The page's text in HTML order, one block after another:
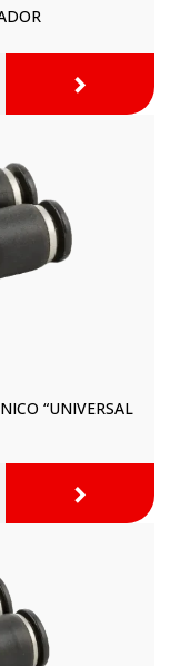
>
“UNIVERSAL
>